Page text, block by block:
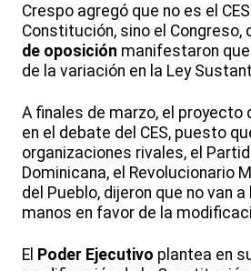
Crespo agregó que no es el
Constitución, sino el Congreso,
de oposición manifestaron
de la variación en la Ley
A finales de marzo, el proyecto
en el debate del CES, puesto
organizaciones rivales, el
Dominicana, el Revolucionario
del Pueblo, dijeron que no van
manos en favor de la
El Poder Ejecutivo plantea en